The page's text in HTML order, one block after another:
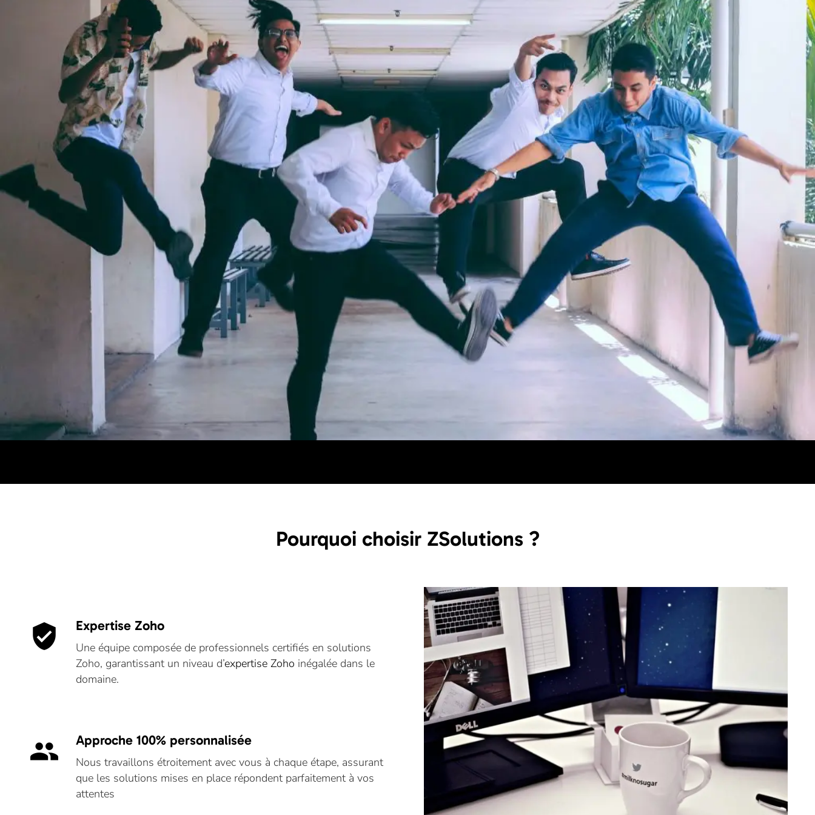
Pourquoi choisir ZSolutions ?
verified_user Expertise Zoho
Une équipe composée de professionnels certifiés en solutions
Zoho, garantissant un niveau d’expertise Zoho inégalée dans le
domaine.
people Approche 100% personnalisée
Nous travaillons étroitement avec vous à chaque étape, assurant
que les solutions mises en place répondent parfaitement à vos
attentes